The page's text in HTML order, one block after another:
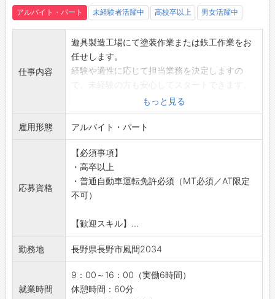
簡単申請！簡単受取！日払い即日払い対応！
☆----------------------------------------
☆
◆ご不明点はいつでもご相談ください！
即日対応!!フォロー体制もバッチリ
☆----------------------------------------
☆
◆職場見学可能！自分が働くイメージができま
す。
みなさまのご応募を心よりお待ちしております
＾＾
☆----------------------------------------
☆
アルバイト・パート 未経験者活躍中 高校卒以上 男女活躍中
仕事内容
遊具製造工場にて塗装作業または鉄工作業をお
任せします。
経験や適性に応じて担当業務を決定しますの
【具体的な業務内容】
■塗装作業
・遊具部品の塗装前処理（脱脂、研磨、養生
等）
・粉体塗装、吹付塗装作業
・塗装後の検査、補修作業
・遊具の仮組立、検査作業
・製品の仕上げ、出荷準備、梱包作業補助
【塗装作業：1日の業務の流れ（例）】
9：00 出社・朝礼・作業内容確認
9：10 塗装前処理・養生作業
10：10 下塗り・上塗り作業
12：00 昼休憩（40分）
もっと見る
雇用形態 アルバイト・パート
応募資格
【必須事項】
・高卒以上
・普通自動車運転免許必須（MT必須／AT限定
不可）
【歓迎スキル】...
勤務地 長野県長野市風間2034
就業時間
9：00～16：00（実働6時間）
休憩時間：60分